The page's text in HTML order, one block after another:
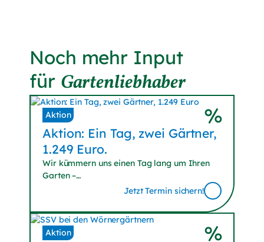
Noch mehr Input
für Gartenliebhaber
Aktion
Aktion: Ein Tag, zwei Gärtner,
1.249 Euro.
Wir kümmern uns einen Tag lang um Ihren
Garten –
mit Pflanz-, Schnitt- und Pflasterarbeiten
Jetzt Termin sichern!
Aktion